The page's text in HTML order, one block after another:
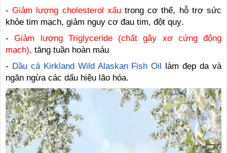
-Giảm lượng cholesterol xấutrong cơ thể, hỗ trợ sức
khỏe tim mạch, giảm nguy cơ đau tim, đột quỵ.
-Giảm lượng Triglyceride (chất gây xơ cứng động
mạch), tăng tuần hoàn máu
- Dầu cá Kirkland Wild Alaskan Fish Oil
làm đẹp da và
ngăn ngừa các dấu hiệu lão hóa.